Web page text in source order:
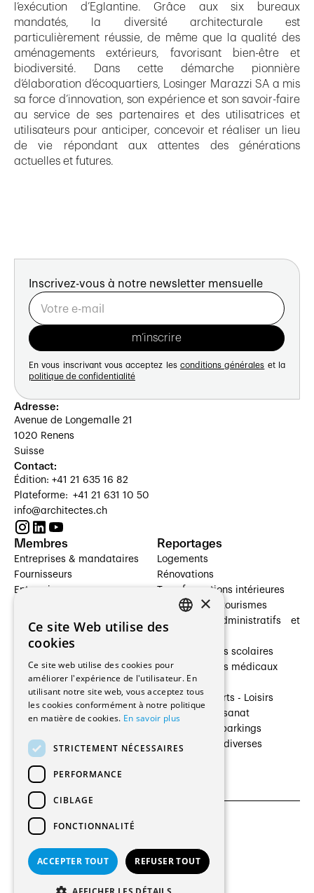
l’exécution d’Eglantine. Grâce aux six bureaux
mandatés, la diversité architecturale est
particulièrement réussie, de même que la qualité des
aménagements extérieurs, favorisant bien-être et
biodiversité. Dans cette démarche pionnière
d’élaboration d’écoquartiers, Losinger Marazzi SA a mis
sa force d’innovation, son expérience et son savoir-faire
au service de ses partenaires et des utilisatrices et
utilisateurs pour anticiper, concevoir et réaliser un lieu
de vie répondant aux attentes des générations
actuelles et futures.
Inscrivez-vous à notre newsletter mensuelle
En vous inscrivant vous acceptez les conditions générales et la
politique de confidentialité
Adresse:
Avenue de Longemalle 21
1020 Renens
Suisse
Contact:
Édition: +41 21 635 16 82
Plateforme: +41 21 631 10 50
info@architectes.ch
Membres
Entreprises & mandataires
Fournisseurs
Entreprises
Architectes paysagistes
Architectes d'intérieur
Entreprises générales
Ingénieurs et mandataires
Fabricants / Fournisseurs
Régies immobilières
Gestion PPE
Reportages
Logements
Rénovations
Transformations intérieures
Hôtelleries et tourismes
Bâtiments administratifs et
Établissements scolaires
Établissements médicaux
Villas
Cultures - Sports - Loisirs
Industrie - Artisanat
Transports et parkings
Constructions diverses
© 2026 Tous droits réservés
CGU et Politique de confidentialités
×
Ce site Web utilise des
cookies
Ce site web utilise des cookies pour
améliorer l'expérience de l'utilisateur. En
utilisant notre site web, vous acceptez tous
les cookies conformément à notre politique
en matière de cookies. En savoir plus
STRICTEMENT NÉCESSAIRES
PERFORMANCE
CIBLAGE
FONCTIONNALITÉ
ACCEPTER TOUT REFUSER TOUT